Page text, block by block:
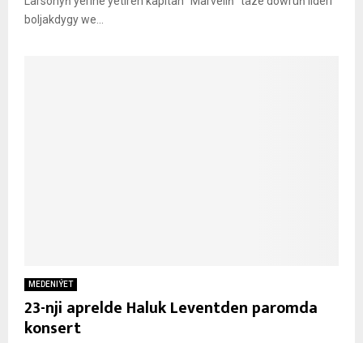
boljakdygy we...
MEDENIÝET
23-nji aprelde Haluk Leventden paromda
konsert